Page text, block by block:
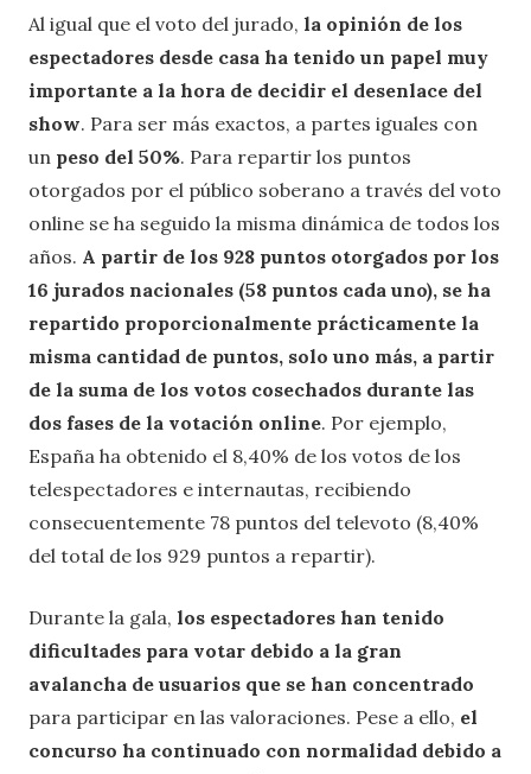
Al igual que el voto del jurado, la opinión de los
espectadores desde casa ha tenido un papel muy
importante a la hora de decidir el desenlace del
show. Para ser más exactos, a partes iguales con
un peso del 50%. Para repartir los puntos
otorgados por el público soberano a través del voto
online se ha seguido la misma dinámica de todos los
años. A partir de los 928 puntos otorgados por los
16 jurados nacionales (58 puntos cada uno), se ha
repartido proporcionalmente prácticamente la
misma cantidad de puntos, solo uno más, a partir
de la suma de los votos cosechados durante las
dos fases de la votación online. Por ejemplo,
España ha obtenido el 8,40% de los votos de los
telespectadores e internautas, recibiendo
consecuentemente 78 puntos del televoto (8,40%
del total de los 929 puntos a repartir).
Durante la gala, los espectadores han tenido
dificultades para votar debido a la gran
avalancha de usuarios que se han concentrado
para participar en las valoraciones. Pese a ello, el
concurso ha continuado con normalidad debido a